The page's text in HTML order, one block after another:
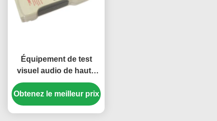
Équipement de test
visuel audio de haute
précision/dynamomètre
de poussée et traction
de Digital
Obtenez le meilleur prix